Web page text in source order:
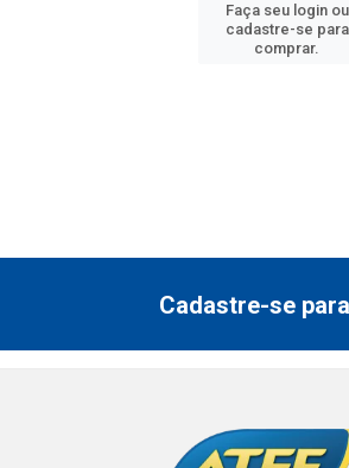
Faça seu login ou
cadastre-se para
comprar.
Cadastre-se